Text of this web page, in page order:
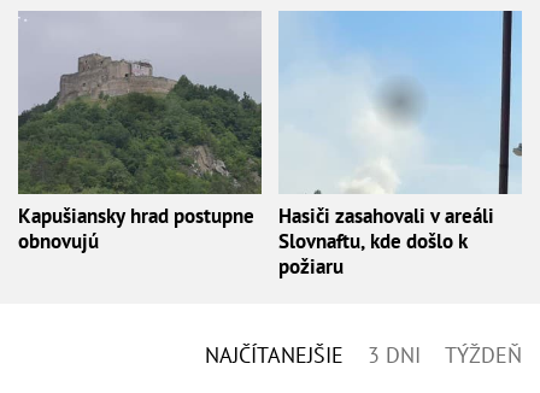
Kapušiansky hrad postupne
obnovujú
Hasiči zasahovali v areáli
Slovnaftu, kde došlo k
požiaru
NAJČÍTANEJŠIE 3 DNI TÝŽDEŇ